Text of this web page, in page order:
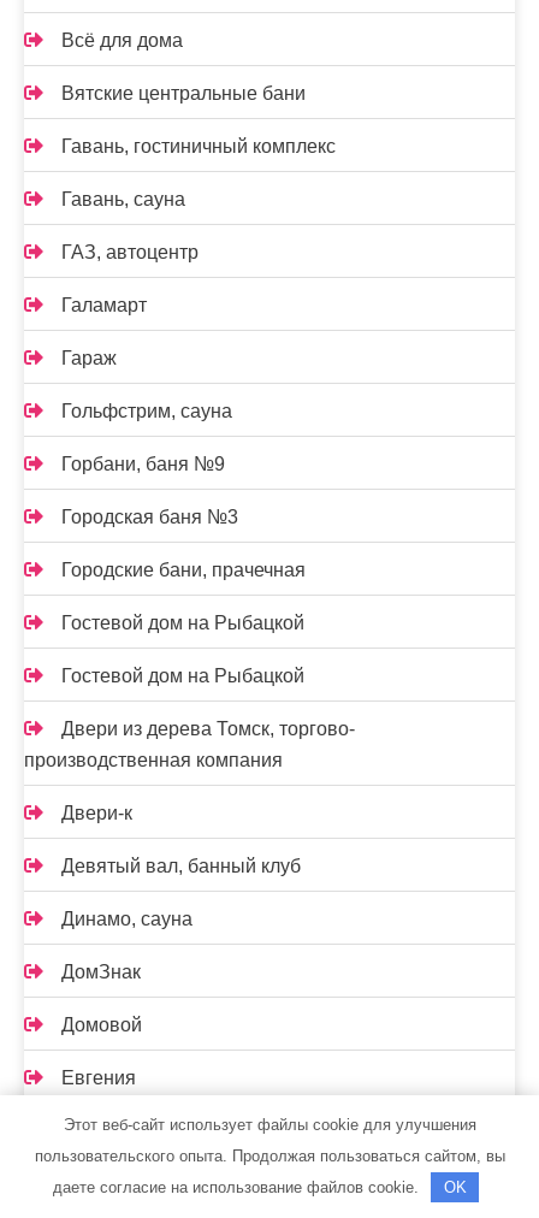
Всё для дома
Вятские центральные бани
Гавань, гостиничный комплекс
Гавань, сауна
ГАЗ, автоцентр
Галамарт
Гараж
Гольфстрим, сауна
Горбани, баня №9
Городская баня №3
Городские бани, прачечная
Гостевой дом на Рыбацкой
Гостевой дом на Рыбацкой
Двери из дерева Томск, торгово-
производственная компания
Двери-к
Девятый вал, банный клуб
Динамо, сауна
ДомЗнак
Домовой
Евгения
Евпа Сервис СТО Эвакуатор
Еврозона, гостиничный комплекс
Этот веб-сайт использует файлы cookie для улучшения
пользовательского опыта. Продолжая пользоваться сайтом, вы
даете согласие на использование файлов cookie.
OK